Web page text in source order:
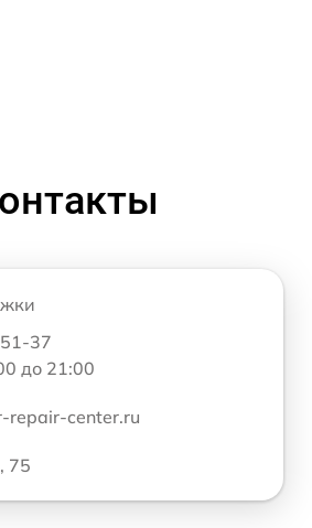
37
до 21:00
repair-center.ru
75